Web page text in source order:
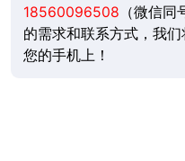
18560096508 （微信
的需求和联系方式，我
您的手机上！